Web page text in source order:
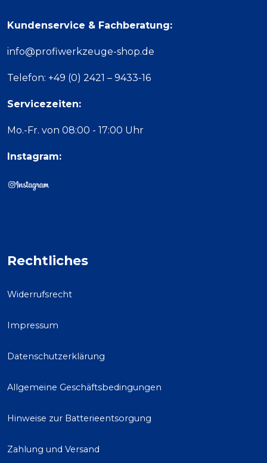
Kundenservice & Fachberatung:
info@profiwerkzeuge-shop.de
Telefon: +49 (0) 2421 – 9433-16
Servicezeiten:
Mo.-Fr. von 08:00 - 17:00 Uhr
Instagram:
Rechtliches
Widerrufsrecht
Impressum
Datenschutzerklärung
Allgemeine Geschäftsbedingungen
Hinweise zur Batterieentsorgung
Zahlung und Versand